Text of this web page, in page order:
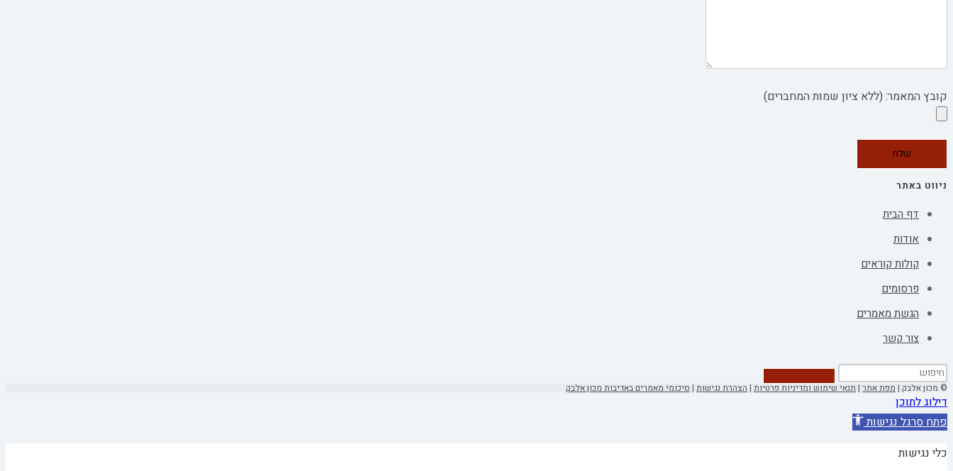
קובץ המאמר: (ללא ציון שמות המחברים)
ניווט באתר
דף הבית
אודות
קולות קוראים
פרסומים
הגשת מאמרים
צור קשר
© מכון אלבק | מפת אתר | תנאי שימוש ומדיניות פרטיות | הצהרת נגישות | סיכומי מאמרים באדיבות מכון אלבק
דילוג לתוכן
פתח סרגל נגישות
כלי נגישות